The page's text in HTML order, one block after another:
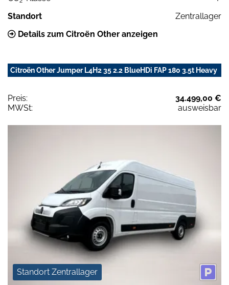
Standort
Zentrallager
Details zum Citroën Other anzeigen
Citroën Other Jumper L4H2 35 2.2 BlueHDi FAP 180 3.5t Heavy
Preis:
34.499,00 €
MWSt:
ausweisbar
Standort Zentrallager